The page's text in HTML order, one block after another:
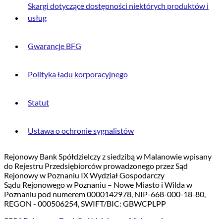
Skargi dotyczące dostępności niektórych produktów i
usług
Gwarancje BFG
Polityka ładu korporacyjnego
Statut
Ustawa o ochronie sygnalistów
Rejonowy Bank Spółdzielczy z siedzibą w Malanowie wpisany
do Rejestru Przedsiębiorców prowadzonego przez Sąd
Rejonowy w Poznaniu IX Wydział Gospodarczy
Sądu Rejonowego w Poznaniu – Nowe Miasto i Wilda w
Poznaniu pod numerem 0000142978, NIP-668-000-18-80,
REGON - 000506254, SWIFT/BIC: GBWCPLPP